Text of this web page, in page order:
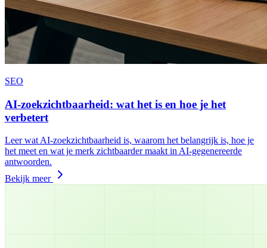
SEO
AI-zoekzichtbaarheid: wat het is en hoe je het
verbetert
Leer wat AI‑zoekzichtbaarheid is, waarom het belangrijk is, hoe je
het meet en wat je merk zichtbaarder maakt in AI‑gegenereerde
antwoorden.
Bekijk meer